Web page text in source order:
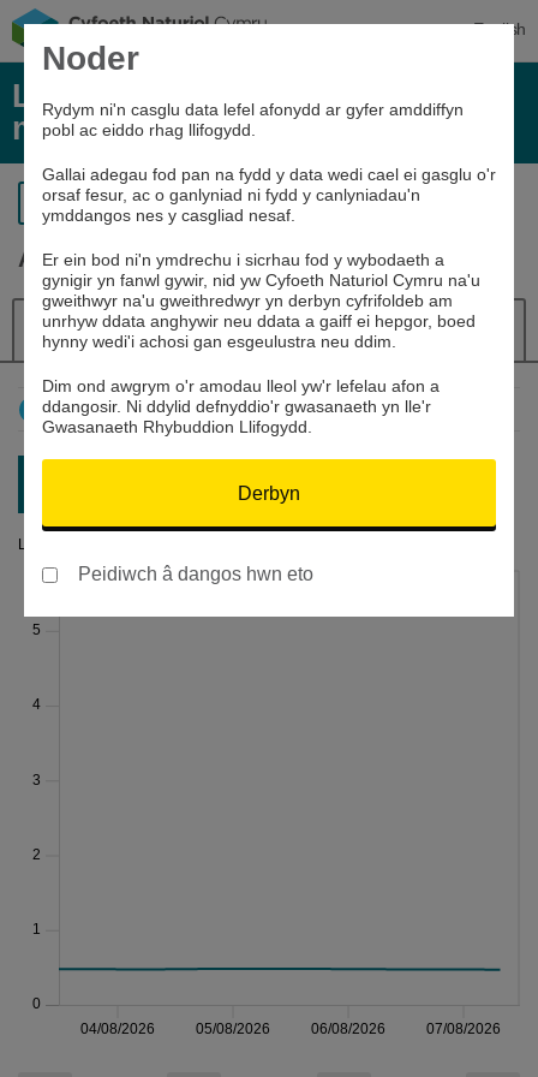
English
Lefelau afonydd, glawiad, a data
môr
Yn ôl i’r chwiliad
Afon Cothi yn Felin Mynachdy
Manylion Lefel yr afon Llywiwr
Sut mae defnyddio'r graff hwn
Lefel yr afon (m)
Noder
Rydym ni'n casglu data lefel afonydd ar gyfer amddiffyn
pobl ac eiddo rhag llifogydd.
Gallai adegau fod pan na fydd y data wedi cael ei gasglu o'r
orsaf fesur, ac o ganlyniad ni fydd y canlyniadau'n
ymddangos nes y casgliad nesaf.
Er ein bod ni'n ymdrechu i sicrhau fod y wybodaeth a
gynigir yn fanwl gywir, nid yw Cyfoeth Naturiol Cymru na'u
gweithwyr na'u gweithredwyr yn derbyn cyfrifoldeb am
unrhyw ddata anghywir neu ddata a gaiff ei hepgor, boed
hynny wedi'i achosi gan esgeulustra neu ddim.
Dim ond awgrym o'r amodau lleol yw'r lefelau afon a
ddangosir. Ni ddylid defnyddio'r gwasanaeth yn lle'r
Gwasanaeth Rhybuddion Llifogydd.
Derbyn
Peidiwch â dangos hwn eto